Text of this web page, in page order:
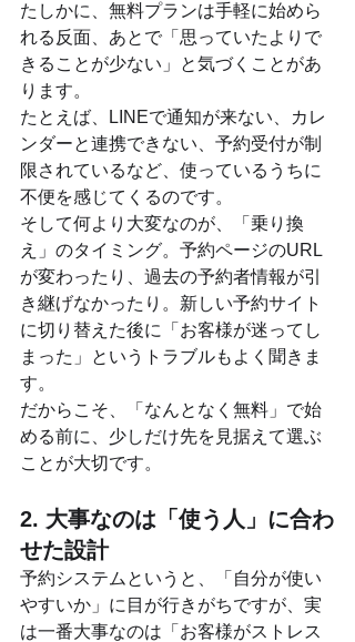
たしかに、無料プランは手軽に始めら
れる反面、あとで「思っていたよりで
きることが少ない」と気づくことがあ
ります。
たとえば、LINEで通知が来ない、カレ
ンダーと連携できない、予約受付が制
限されているなど、使っているうちに
不便を感じてくるのです。
そして何より大変なのが、「乗り換
え」のタイミング。予約ページのURL
が変わったり、過去の予約者情報が引
き継げなかったり。新しい予約サイト
に切り替えた後に「お客様が迷ってし
まった」というトラブルもよく聞きま
す。
だからこそ、「なんとなく無料」で始
める前に、少しだけ先を見据えて選ぶ
ことが大切です。
2. 大事なのは「使う人」に合わ
せた設計
予約システムというと、「自分が使い
やすいか」に目が行きがちですが、実
は一番大事なのは「お客様がストレス